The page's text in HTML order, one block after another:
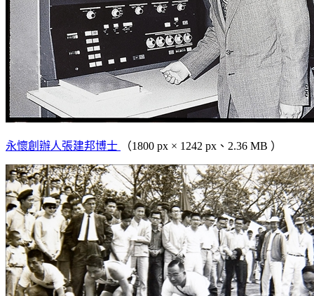
永懷創辦人張建邦博士 （1800 px × 1242 px、2.36 MB ）